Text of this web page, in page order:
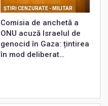
ŞTIRI CENZURATE - MILITAR
Comisia de anchetă a
ONU acuză Israelul de
genocid în Gaza: țintirea
în mod deliberat…